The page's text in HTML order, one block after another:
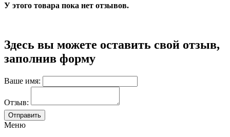
У этого товара пока нет отзывов.
Здесь вы можете оставить свой отзыв,
заполнив форму
Ваше имя:
Отзыв:
Меню